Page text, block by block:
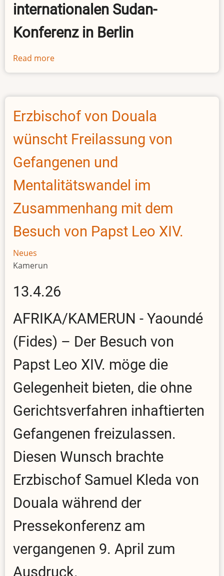
internationalen Sudan-
Konferenz in Berlin
Read more
Sudan-
in
Berlin
Erzbischof von Douala
wünscht Freilassung von
Gefangenen und
Mentalitätswandel im
Zusammenhang mit dem
Besuch von Papst Leo XIV.
Neues
Kamerun
13.4.26
AFRIKA/KAMERUN - Yaoundé
(Fides) – Der Besuch von
Papst Leo XIV. möge die
Gelegenheit bieten, die ohne
Gerichtsverfahren inhaftierten
Gefangenen freizulassen.
Diesen Wunsch brachte
Erzbischof Samuel Kleda von
Douala während der
Pressekonferenz am
vergangenen 9. April zum
Ausdruck.